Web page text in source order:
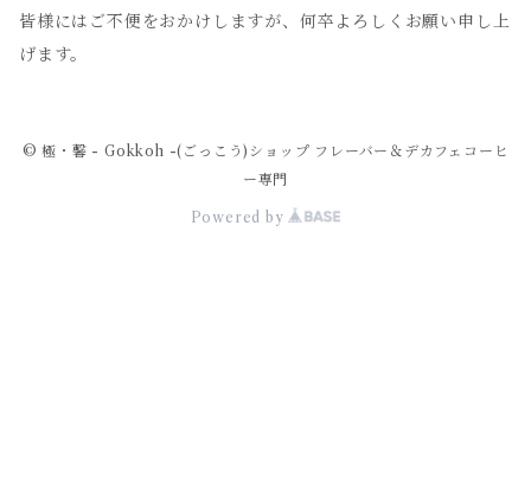
皆様にはご不便をおかけしますが、何卒よろしくお願い申し上
げます。
© 極・馨 - Gokkoh -(ごっこう)ショップ フレーバー＆デカフェコーヒ
ー専門
Powered by